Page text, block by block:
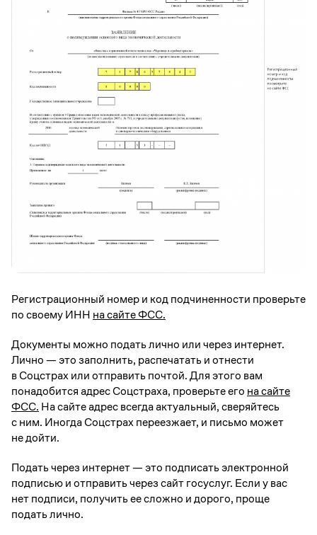
Регистрационный номер и код подчиненности проверьте
по своему ИНН на сайте ФСС.
Документы можно подать лично или через интернет.
Лично — это заполнить, распечатать и отнести
в Соцстрах или отправить почтой. Для этого вам
понадобится адрес Соцстраха, проверьте его на сайте
ФСС. На сайте адрес всегда актуальный, сверяйтесь
с ним. Иногда Соцстрах переезжает, и письмо может
не дойти.
Подать через интернет — это подписать электронной
подписью и отправить через сайт госуслуг. Если у вас
нет подписи, получить ее сложно и дорого, проще
подать лично.